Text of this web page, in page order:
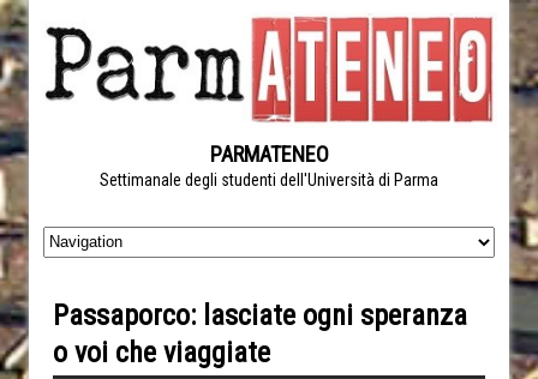
PARMATENEO
Settimanale degli studenti dell'Università di Parma
Passaporco: lasciate ogni speranza
o voi che viaggiate